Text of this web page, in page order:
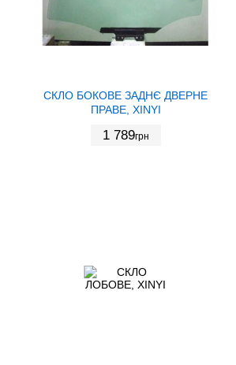
СКЛО БОКОВЕ ЗАДНЄ ДВЕРНЕ
ПРАВЕ, XINYI
1 789грн